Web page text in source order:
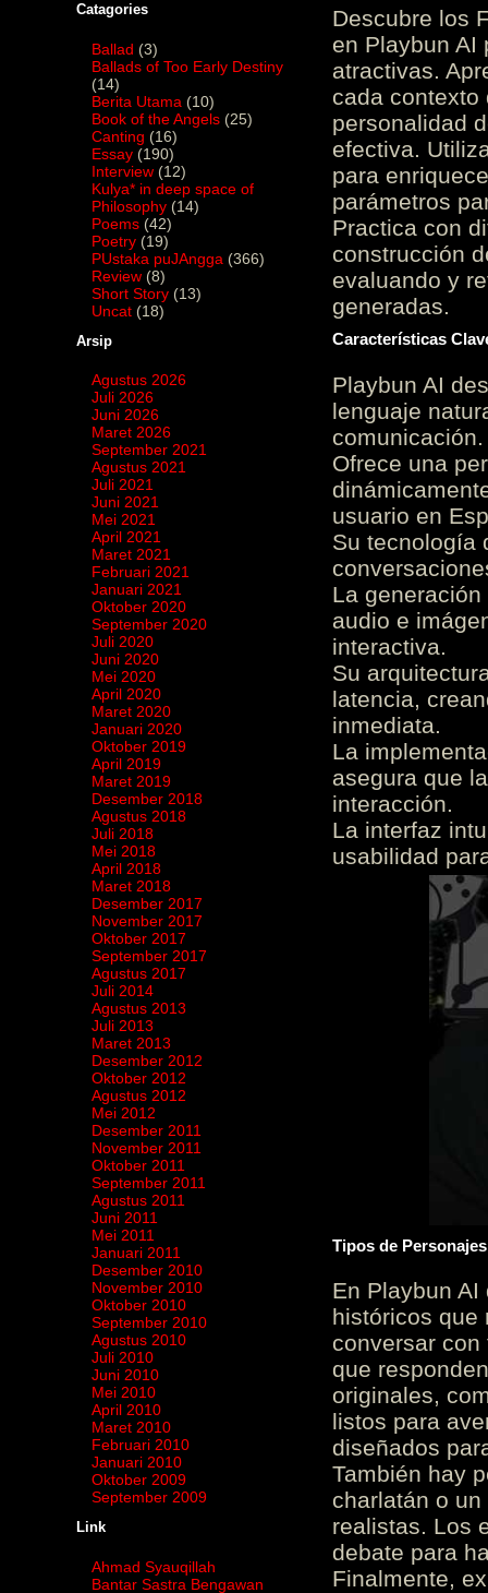
Catagories
Ballad (3)
Ballads of Too Early Destiny
(14)
Berita Utama (10)
Book of the Angels (25)
Canting (16)
Essay (190)
Interview (12)
Kulya* in deep space of
Philosophy (14)
Poems (42)
Poetry (19)
PUstaka puJAngga (366)
Review (8)
Short Story (13)
Uncat (18)
Arsip
Agustus 2026
Juli 2026
Juni 2026
Maret 2026
September 2021
Agustus 2021
Juli 2021
Juni 2021
Mei 2021
April 2021
Maret 2021
Februari 2021
Januari 2021
Oktober 2020
September 2020
Juli 2020
Juni 2020
Mei 2020
April 2020
Maret 2020
Januari 2020
Oktober 2019
April 2019
Maret 2019
Desember 2018
Agustus 2018
Juli 2018
Mei 2018
April 2018
Maret 2018
Desember 2017
November 2017
Oktober 2017
September 2017
Agustus 2017
Juli 2014
Agustus 2013
Juli 2013
Maret 2013
Desember 2012
Oktober 2012
Agustus 2012
Mei 2012
Desember 2011
November 2011
Oktober 2011
September 2011
Agustus 2011
Juni 2011
Mei 2011
Januari 2011
Desember 2010
November 2010
Oktober 2010
September 2010
Agustus 2010
Juli 2010
Juni 2010
Mei 2010
April 2010
Maret 2010
Februari 2010
Januari 2010
Oktober 2009
September 2009
Link
Ahmad Syauqillah
Bantar Sastra Bengawan
Descubre los
en Playbun AI
atractivas.
cada contexto
personalidad
efectiva.
para
parámetros
Practica con
construcción
evaluando y
generadas.
Características
Playbun AI
lenguaje
comunicación.
Ofrece una
usuario en
Su tecnología
La
audio e
interactiva.
Su
latencia,
inmediata.
La
asegura que
interacción.
La interfaz
usabilidad
Tipos de
En Playbun
históricos que
conversar
que
originales,
listos para
diseñados
También hay
charlatán o
realistas. Los
debate para
Finalmente,